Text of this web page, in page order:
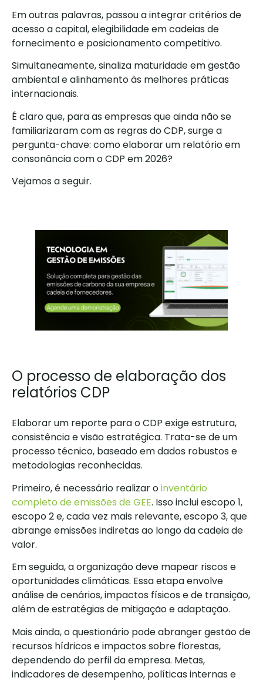
Em outras palavras, passou a integrar critérios de
acesso a capital, elegibilidade em cadeias de
fornecimento e posicionamento competitivo.
Simultaneamente, sinaliza maturidade em gestão
ambiental e alinhamento às melhores práticas
internacionais.
É claro que, para as empresas que ainda não se
familiarizaram com as regras do CDP, surge a
pergunta-chave: como elaborar um relatório em
consonância com o CDP em 2026?
Vejamos a seguir.
O processo de elaboração dos
relatórios CDP
Elaborar um reporte para o CDP exige estrutura,
consistência e visão estratégica. Trata-se de um
processo técnico, baseado em dados robustos e
metodologias reconhecidas.
Primeiro, é necessário realizar oinventário
completo de emissões de GEE. Isso inclui escopo 1,
escopo 2 e, cada vez mais relevante, escopo 3, que
abrange emissões indiretas ao longo da cadeia de
valor.
Em seguida, a organização deve mapear riscos e
oportunidades climáticas. Essa etapa envolve
análise de cenários, impactos físicos e de transição,
além de estratégias de mitigação e adaptação.
Mais ainda, o questionário pode abranger gestão de
recursos hídricos e impactos sobre florestas,
dependendo do perfil da empresa. Metas,
indicadores de desempenho, políticas internas e